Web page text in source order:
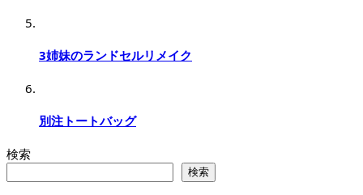
3姉妹のランドセルリメイク
別注トートバッグ
検索
検索